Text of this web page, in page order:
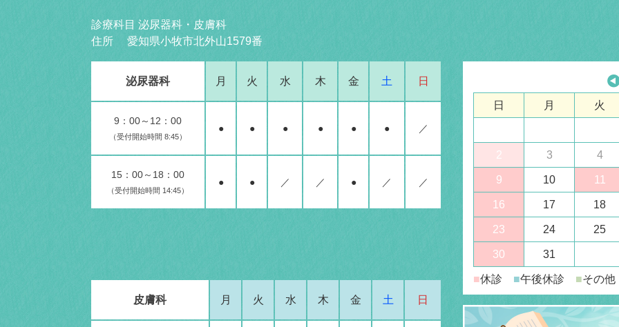
診療科目 泌尿器科・皮膚科
住所 愛知県小牧市北外山1579番
泌尿器科 月 火 水 木 金 土 日
9：00～12：00
（受付開始時間 8:45）
● ● ● ● ● ● ／
15：00～18：00
（受付開始時間 14:45）
● ● ／ ／ ● ／ ／
皮膚科 月 火 水 木 金 土 日
日 月 火
2 3 4
9 10 11
16 17 18
23 24 25
30 31
■休診 ■午後休診 ■その他